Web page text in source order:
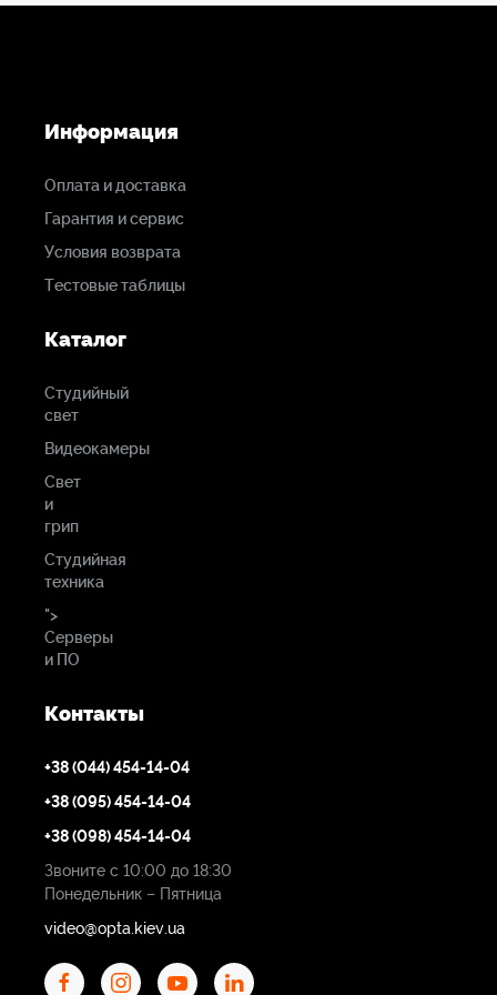
Информация
Оплата и доставка
Гарантия и сервис
Условия возврата
Тестовые таблицы
Каталог
Студийный
свет
Видеокамеры
Свет
и
грип
Студийная
техника
">
Серверы
и ПО
Контакты
+38 (044) 454-14-04
+38 (095) 454-14-04
+38 (098) 454-14-04
Звоните с 10:00 до 18:30
Понедельник – Пятница
video@opta.kiev.ua